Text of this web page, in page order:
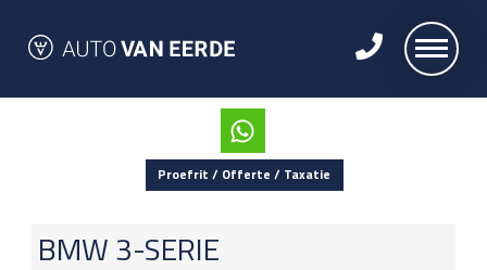
Proefrit / Offerte / Taxatie
BMW3-SERIE